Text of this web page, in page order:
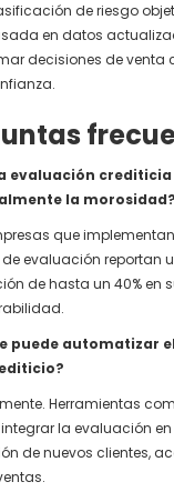
de riesgo
en datos
decisiones de venta
evaluación
la morosidad?
que
evaluación reportan
de hasta un 40% en
puede automatizar
Herramientas
la evaluación en
de nuevos clientes,